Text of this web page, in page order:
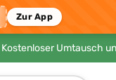
Zur App
| Kostenloser Umtausch